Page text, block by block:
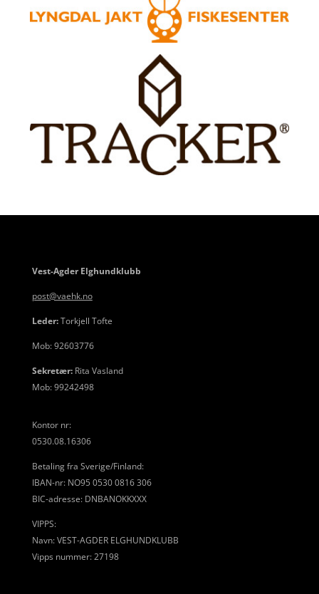
Vest-Agder Elghundklubb
post@vaehk.no
Leder:Torkjell Tofte
Mob: 92603776
Sekretær:Rita Vasland
Mob: 99242498
Kontor nr:
0530.08.16306
Betaling fra Sverige/Finland:
IBAN-nr: NO95 0530 0816 306
BIC-adresse: DNBANOKKXXX
VIPPS:
Navn: VEST-AGDER ELGHUNDKLUBB
Vipps nummer: 27198